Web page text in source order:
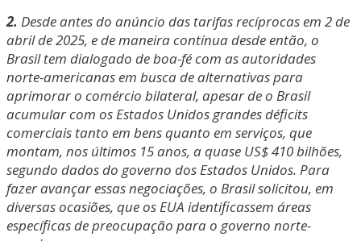
2. Desde antes do anúncio das tarifas recíprocas em 2 de
abril de 2025, e de maneira contínua desde então, o
Brasil tem dialogado de boa-fé com as autoridades
norte-americanas em busca de alternativas para
aprimorar o comércio bilateral, apesar de o Brasil
acumular com os Estados Unidos grandes déficits
comerciais tanto em bens quanto em serviços, que
montam, nos últimos 15 anos, a quase US$ 410 bilhões,
segundo dados do governo dos Estados Unidos. Para
fazer avançar essas negociações, o Brasil solicitou, em
diversas ocasiões, que os EUA identificassem áreas
específicas de preocupação para o governo norte-